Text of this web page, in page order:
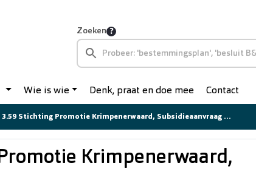
Zoeken
Wie is wie Denk, praat en doe mee Contact
3.59 Stichting Promotie Krimpenerwaard, Subsidieaanvraag herontwikkeling Hendrikshoeve in het Loetbos
Krimpenerwaard,